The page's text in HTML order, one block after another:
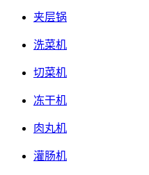
夹层锅
洗菜机
切菜机
冻干机
肉丸机
灌肠机